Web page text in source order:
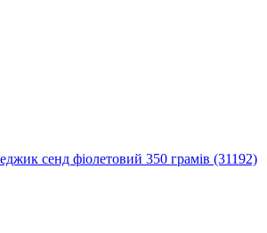
сенд фіолетовий 350 грамів (31192)